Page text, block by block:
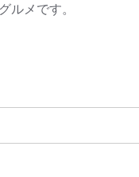
ルメです。